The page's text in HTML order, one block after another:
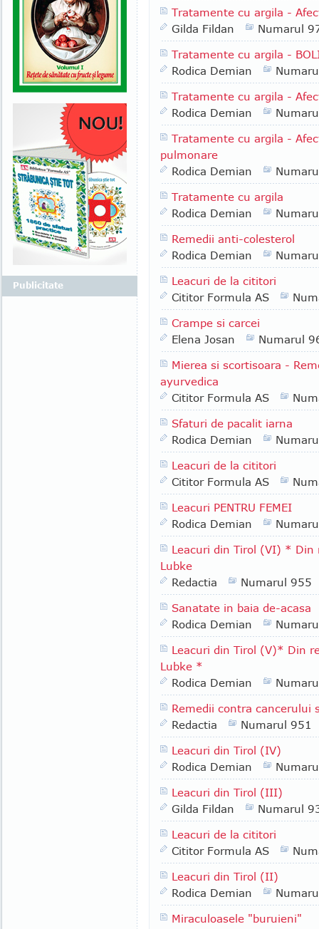
Tratamente cu argila -
Gilda Fildan
Numarul
Tratamente cu argila - BOLI
Rodica Demian
Tratamente cu argila -
Rodica Demian
Tratamente cu argila -
pulmonare
Rodica Demian
Tratamente cu argila
Rodica Demian
Remedii anti-colesterol
Rodica Demian
Leacuri de la cititori
Cititor Formula AS
Crampe si carcei
Elena Josan
Numarul
Mierea si scortisoara -
ayurvedica
Cititor Formula AS
Sfaturi de pacalit iarna
Rodica Demian
Leacuri de la cititori
Cititor Formula AS
Leacuri PENTRU FEMEI
Rodica Demian
Leacuri din Tirol (VI) * Din
Lubke
Redactia
Numarul 955
Sanatate in baia de-acasa
Rodica Demian
Leacuri din Tirol (V)* Din
Lubke *
Rodica Demian
Remedii contra cancerului
Redactia
Numarul 951
Leacuri din Tirol (IV)
Rodica Demian
Leacuri din Tirol (III)
Gilda Fildan
Numarul
Leacuri de la cititori
Cititor Formula AS
Leacuri din Tirol (II)
Rodica Demian
Miraculoasele "buruieni"
Publicitate